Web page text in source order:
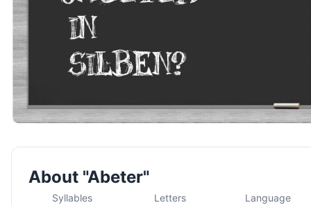
About "Abeter"
Syllables Letters Language